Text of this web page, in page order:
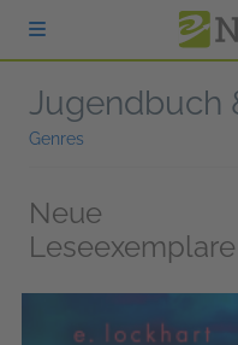
zum Hauptinhalt springen
Jugendbuch
Genres
Neue
Leseexemplare